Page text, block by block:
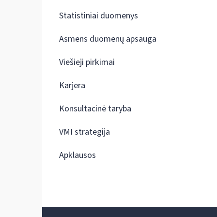
Statistiniai duomenys
Asmens duomenų apsauga
Viešieji pirkimai
Karjera
Konsultacinė taryba
VMI strategija
Apklausos